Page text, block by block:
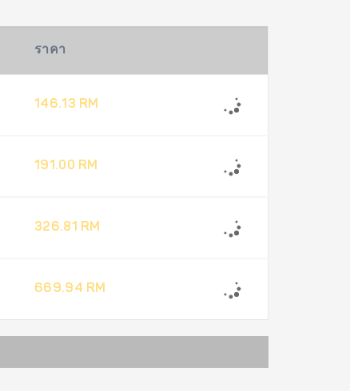
ราคา
146.13 RM
191.00 RM
326.81 RM
669.94 RM